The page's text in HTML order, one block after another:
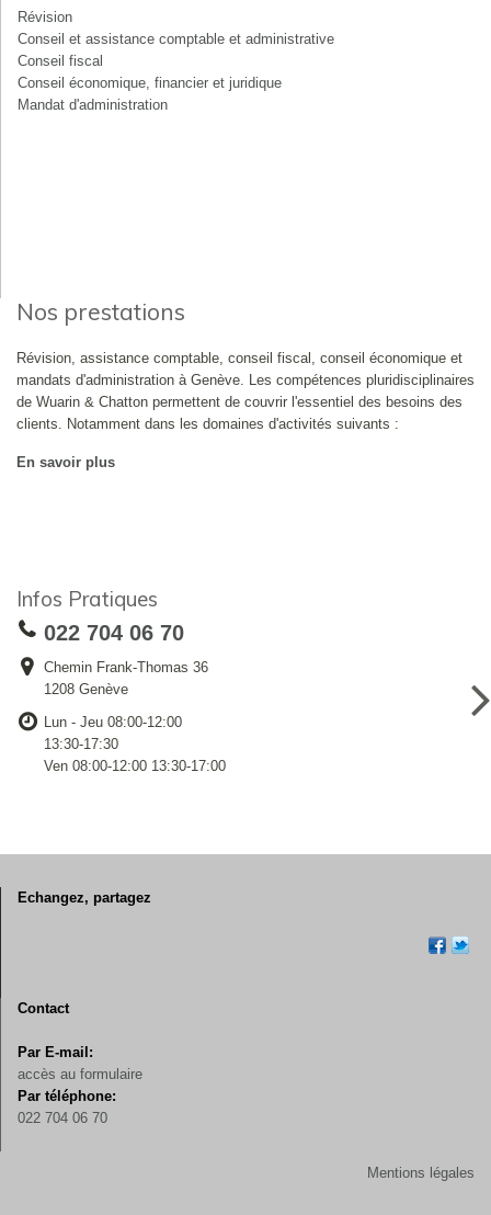
Révision
Conseil et assistance comptable et administrative
Conseil fiscal
Conseil économique, financier et juridique
Mandat d'administration
Nos prestations
Révision, assistance comptable, conseil fiscal, conseil économique et
mandats d'administration à Genève. Les compétences pluridisciplinaires
de Wuarin & Chatton permettent de couvrir l'essentiel des besoins des
clients. Notamment dans les domaines d'activités suivants :
En savoir plus
Infos Pratiques
022 704 06 70
Chemin Frank-Thomas 36
1208 Genève
Lun - Jeu 08:00-12:00
13:30-17:30
Ven 08:00-12:00 13:30-17:00
Echangez, partagez
Contact
Par E-mail:
accès au formulaire
Par téléphone:
022 704 06 70
Mentions légales